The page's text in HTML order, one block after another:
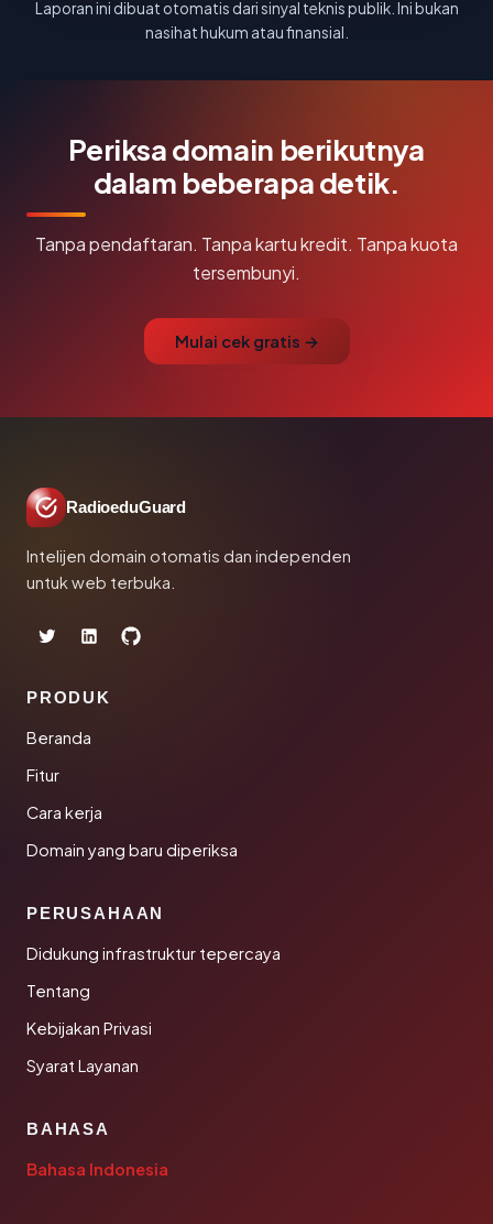
Laporan ini dibuat otomatis dari sinyal teknis publik. Ini bukan
nasihat hukum atau finansial.
Periksa domain berikutnya
dalam beberapa detik.
Tanpa pendaftaran. Tanpa kartu kredit. Tanpa kuota
tersembunyi.
Mulai cek gratis →
RadioeduGuard
Intelijen domain otomatis dan independen
untuk web terbuka.
PRODUK
Beranda
Fitur
Cara kerja
Domain yang baru diperiksa
PERUSAHAAN
Didukung infrastruktur tepercaya
Tentang
Kebijakan Privasi
Syarat Layanan
BAHASA
Bahasa Indonesia